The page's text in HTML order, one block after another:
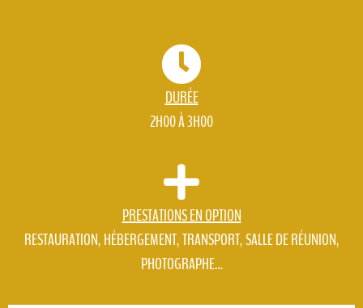
DURÉE
2H00 À 3H00
PRESTATIONS EN OPTION
RESTAURATION, HÉBERGEMENT, TRANSPORT, SALLE DE RÉUNION,
PHOTOGRAPHE…